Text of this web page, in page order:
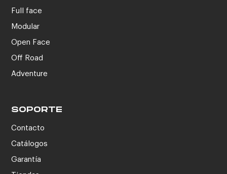
Full face
Modular
Open Face
Off Road
Adventure
SOPORTE
Contacto
Catálogos
Garantía